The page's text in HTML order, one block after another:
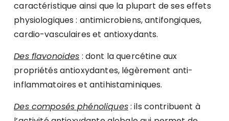
caractéristique ainsi que la plupart de ses effets
physiologiques : antimicrobiens, antifongiques,
cardio-vasculaires et antioxydants.
Desflavonoïdes : dont la quercétine aux
propriétés antioxydantes, légèrement anti-
inflammatoires et antihistaminiques.
Des composés phénoliques: ils contribuent à